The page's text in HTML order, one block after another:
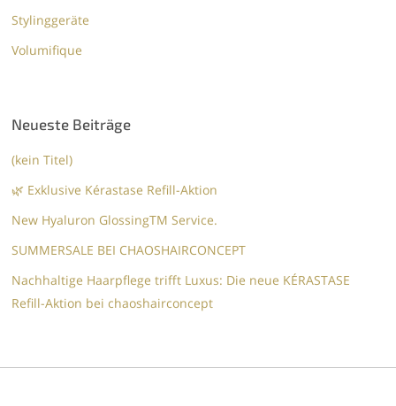
Stylinggeräte
Volumifique
Neueste Beiträge
(kein Titel)
🌿 Exklusive Kérastase Refill-Aktion
New Hyaluron GlossingTM​ Service.​
SUMMERSALE BEI CHAOSHAIRCONCEPT
Nachhaltige Haarpflege trifft Luxus: Die neue KÉRASTASE
Refill-Aktion bei chaoshairconcept